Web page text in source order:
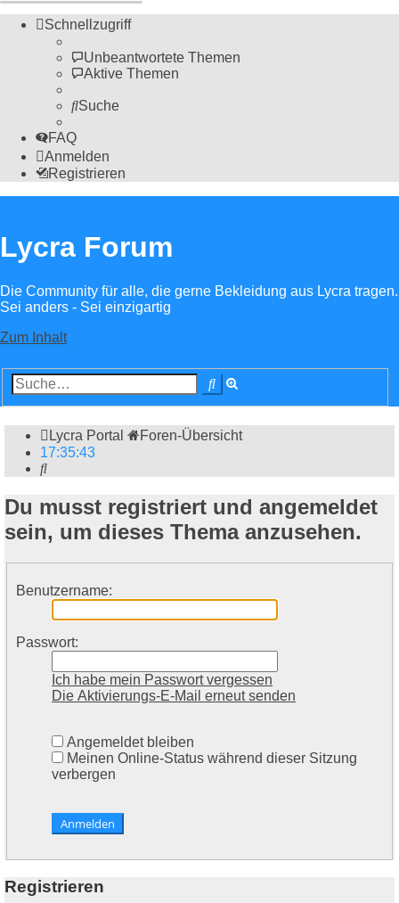
Schnellzugriff
Unbeantwortete Themen
Aktive Themen
Suche
FAQ
Anmelden
Registrieren
Lycra Forum
Die Community für alle, die gerne Bekleidung aus Lycra tragen.
Sei anders - Sei einzigartig
Zum Inhalt
Suche
Lycra Portal
Foren-Übersicht
17:35:43
Suche
Du musst registriert und angemeldet
sein, um dieses Thema anzusehen.
Benutzername:
Passwort:
Ich habe mein Passwort vergessen
Die Aktivierungs-E-Mail erneut senden
Angemeldet bleiben
Meinen Online-Status während dieser Sitzung
verbergen
Registrieren